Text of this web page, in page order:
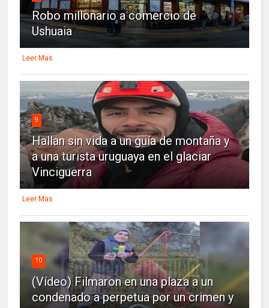
Robo millonario a comercio de
Ushuaia
Leer Mas
9
Hallan sin vida a un guía de montaña y
a una turista uruguaya en el glaciar
Vinciguerra
Leer Mas
10
(Vídeo) Filmaron en una plaza a un
condenado a perpetua por un crimen y